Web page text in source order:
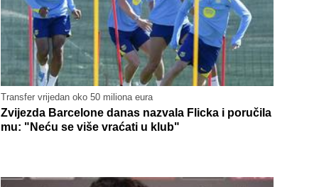
Transfer vrijedan oko 50 miliona eura
Zvijezda Barcelone danas nazvala Flicka i poručila
mu: "Neću se više vraćati u klub"